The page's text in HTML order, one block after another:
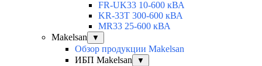
FR-UK33 10-600 кВА
KR-33T 300-600 кВА
MR33 25-600 кВА
Makelsan
▼
Обзор продукции Makelsan
ИБП Makelsan
▼